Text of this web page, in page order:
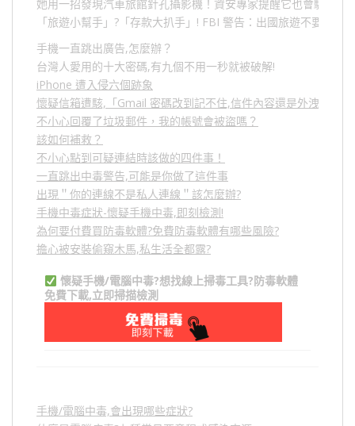
她用一招發現汽車旅館針孔攝影機！資安專家提醒它也會駭人成
「旅遊小幫手」 ? 「存款大扒手」 ! FBI 警告：出國旅遊不要做的
手機一直跳出廣告,怎麼辦？
台灣人愛用的十大密碼,有九個不用一秒就被破解!
iPhone 遭入侵六個跡象
懷疑信箱遭駭,「Gmail 密碼改到記不住,信件內容還是外洩？」,
不小心回覆了垃圾郵件，我的帳號會被盜嗎？
該如何補救？
不小心點到可疑連結時該做的四件事！
一直跳出中毒警告,可能是你做了這件事
出現＂你的連線不是私人連線＂該怎麼辦?
手機中毒症狀-懷疑手機中毒,即刻檢測!
為何要付費買防毒軟體?免費防毒軟體有哪些風險?
擔心被安裝偷窺木馬,私生活全都露?
懷疑手機/電腦中毒?想找線上掃毒工具?防毒軟體
免費下載,立即掃描檢測
手機/電腦中毒,會出現哪些症狀?